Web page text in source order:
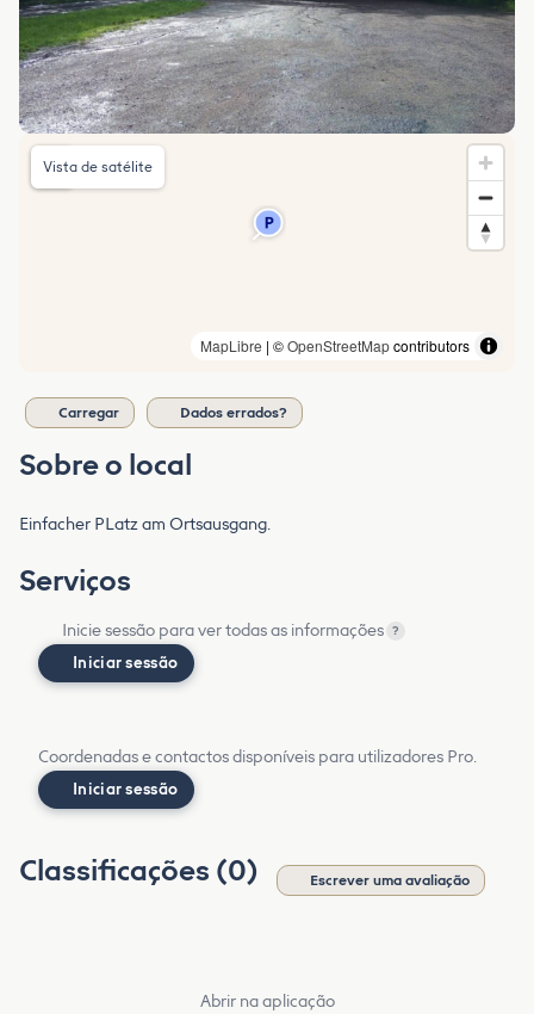
MapLibre | ©OpenStreetMapcontributors
Vista de satélite
Carregar Dados errados?
Sobre o local
Einfacher PLatz am Ortsausgang.
Serviços
Inicie sessão para ver todas as informações ?
Iniciar sessão
Coordenadas e contactos disponíveis para utilizadores Pro.
Iniciar sessão
Classificações (0) Escrever uma avaliação
Abrir na aplicação